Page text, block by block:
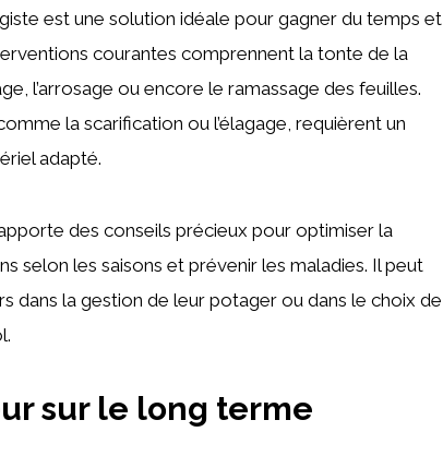
est une solution idéale pour gagner du temps et
courantes comprennent la tonte de la
l’arrosage ou encore le ramassage des feuilles.
la scarification ou l’élagage, requièrent un
adapté.
des conseils précieux pour optimiser la
selon les saisons et prévenir les maladies. Il peut
dans la gestion de leur potager ou dans le choix de
sur le long terme